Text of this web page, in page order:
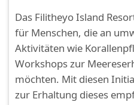
Das Filitheyo Island
für Menschen, die an
Aktivitäten wie
Workshops zur
möchten. Mit diesen
zur Erhaltung dieses